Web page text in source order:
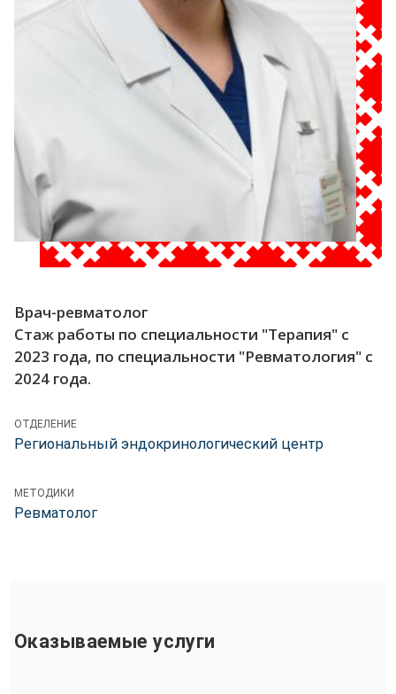
Врач-ревматолог
Стаж работы по специальности "Терапия" с
2023 года, по специальности "Ревматология" с
2024 года.
ОТДЕЛЕНИЕ
Региональный эндокринологический центр
МЕТОДИКИ
Ревматолог
Оказываемые услуги